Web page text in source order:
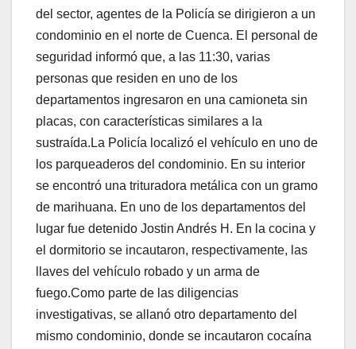
del sector, agentes de la Policía se dirigieron a un
condominio en el norte de Cuenca. El personal de
seguridad informó que, a las 11:30, varias
personas que residen en uno de los
departamentos ingresaron en una camioneta sin
placas, con características similares a la
sustraída.La Policía localizó el vehículo en uno de
los parqueaderos del condominio. En su interior
se encontró una trituradora metálica con un gramo
de marihuana. En uno de los departamentos del
lugar fue detenido Jostin Andrés H. En la cocina y
el dormitorio se incautaron, respectivamente, las
llaves del vehículo robado y un arma de
fuego.Como parte de las diligencias
investigativas, se allanó otro departamento del
mismo condominio, donde se incautaron cocaína